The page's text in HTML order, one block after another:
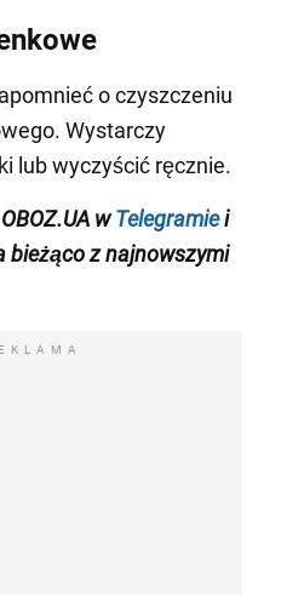
o czyszczeniu
Wystarczy
lub wyczyścić ręcznie.
OBOZ.UAwTelegramiei
bieżąco z najnowszymi